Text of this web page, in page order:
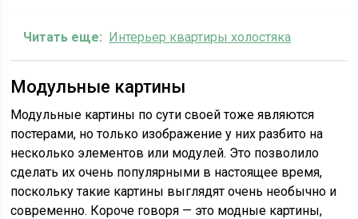
Читать еще: Интерьер квартиры холостяка
Модульные картины
Модульные картины по сути своей тоже являются
постерами, но только изображение у них разбито на
несколько элементов или модулей. Это позволило
сделать их очень популярными в настоящее время,
поскольку такие картины выглядят очень необычно и
современно. Короче говоря — это модные картины,